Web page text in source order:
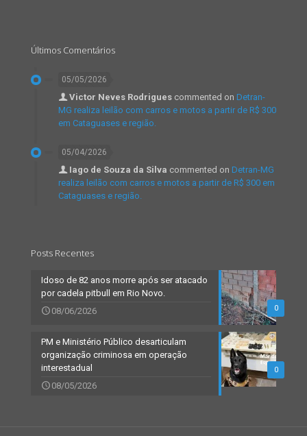
Últimos Comentários
05/05/2026
Victor Neves Rodrigues commented on Detran-
MG realiza leilão com carros e motos a partir de R$ 300
em Cataguases e região.
05/04/2026
Iago de Souza da Silva commented on Detran-MG
realiza leilão com carros e motos a partir de R$ 300 em
Cataguases e região.
Posts Recentes
0
Idoso de 82 anos morre após ser atacado
por cadela pitbull em Rio Novo.
08/06/2026
0
PM e Ministério Público desarticulam
organização criminosa em operação
interestadual
08/05/2026